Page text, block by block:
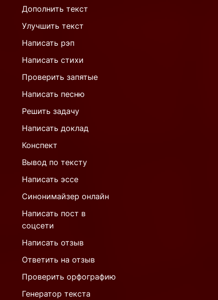
Дополнить текст
Улучшить текст
Написать рэп
Написать стихи
Проверить запятые
Написать песню
Решить задачу
Написать доклад
Конспект
Вывод по тексту
Написать эссе
Синонимайзер онлайн
Написать пост в
соцсети
Написать отзыв
Ответить на отзыв
Проверить орфографию
Генератор текста